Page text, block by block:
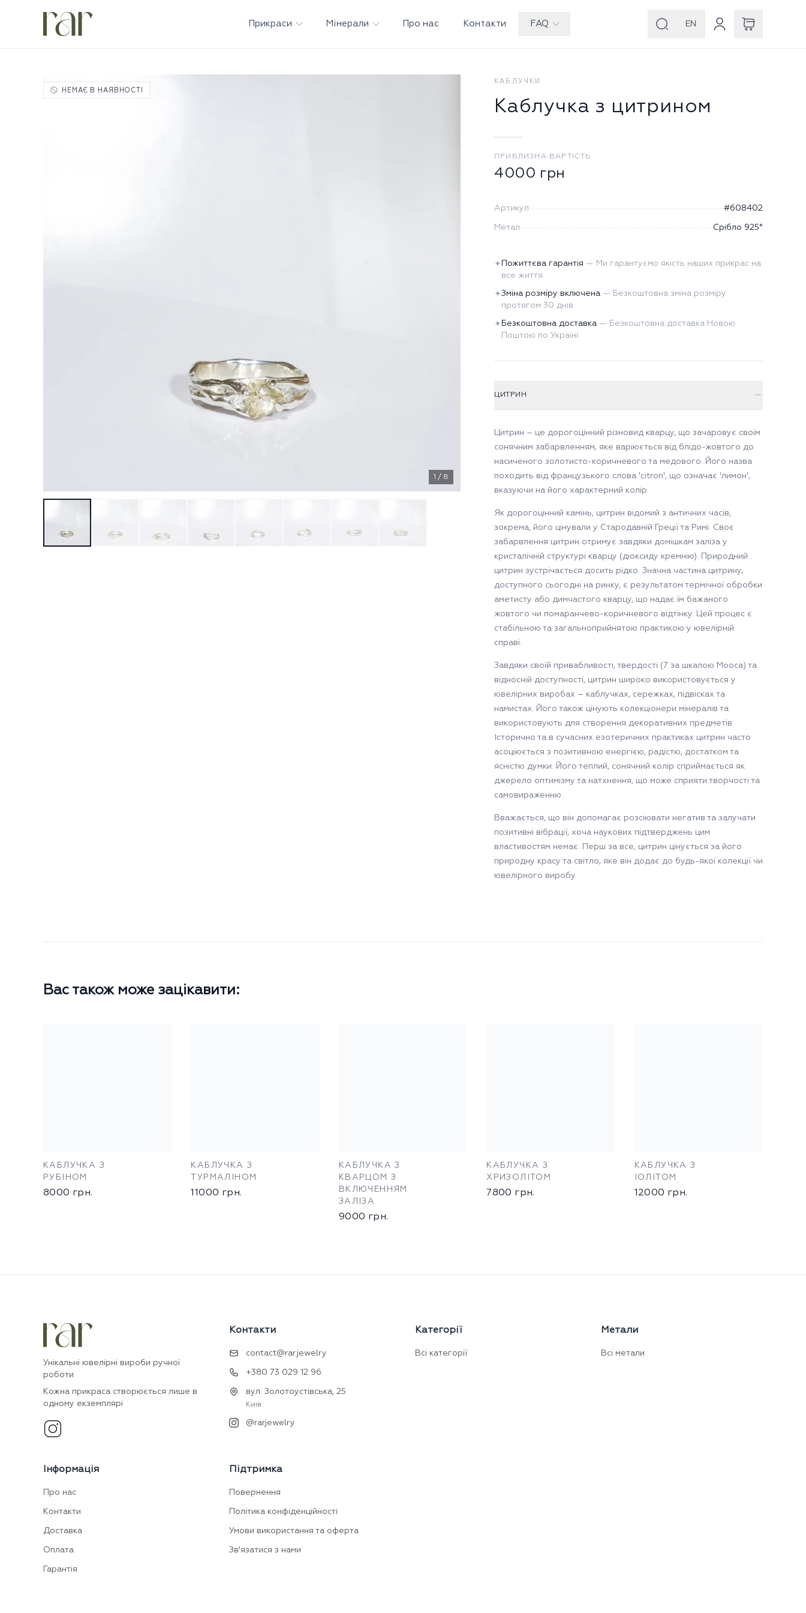
Прикраси Мінерали Про нас Контакти FAQ EN
НЕМАЄ В НАЯВНОСТІ
1 / 8
КАБЛУЧКИ
Каблучка з цитрином
ПРИБЛИЗНА ВАРТІСТЬ
4000 грн
Артикул #608402
Метал Срібло 925°
✦ Пожиттєва гарантія — Ми гарантуємо якість наших прикрас на
все життя
✦Зміна розміру включена — Безкоштовна зміна розміру
протягом 30 днів
✦ Безкоштовна доставка — Безкоштовна доставка Новою
Поштою по Україні
ЦИТРИН
Цитрин – це дорогоцінний різновид кварцу, що зачаровує своїм
сонячним забарвленням, яке варіюється від блідо-жовтого до
насиченого золотисто-коричневого та медового. Його назва
походить від французького слова 'citron', що означає 'лимон',
вказуючи на його характерний колір.
Як дорогоцінний камінь, цитрин відомий з античних часів,
зокрема, його цінували у Стародавній Греції та Римі. Своє
забарвлення цитрин отримує завдяки домішкам заліза у
кристалічній структурі кварцу (діоксиду кремнію). Природний
цитрин зустрічається досить рідко. Значна частина цитрину,
доступного сьогодні на ринку, є результатом термічної обробки
аметисту або димчастого кварцу, що надає їм бажаного
жовтого чи помаранчево-коричневого відтінку. Цей процес є
стабільною та загальноприйнятою практикою у ювелірній
справі.
Завдяки своїй привабливості, твердості (7 за шкалою Мооса) та
відносній доступності, цитрин широко використовується у
ювелірних виробах – каблучках, сережках, підвісках та
намистах. Його також цінують колекціонери мінералів та
використовують для створення декоративних предметів.
Історично та в сучасних езотеричних практиках цитрин часто
асоціюється з позитивною енергією, радістю, достатком та
ясністю думки. Його теплий, сонячний колір сприймається як
джерело оптимізму та натхнення, що може сприяти творчості та
самовираженню.
Вважається, що він допомагає розсіювати негатив та залучати
позитивні вібрації, хоча наукових підтверджень цим
властивостям немає. Перш за все, цитрин цінується за його
природну красу та світло, яке він додає до будь-якої колекції чи
ювелірного виробу.
Вас також може зацікавити:
КАБЛУЧКА З
РУБІНОМ
8000 грн.
КАБЛУЧКА З
ТУРМАЛІНОМ
11000 грн.
КАБЛУЧКА З
КВАРЦОМ З
ВКЛЮЧЕННЯМ
ЗАЛІЗА
9000 грн.
КАБЛУЧКА З
ХРИЗОЛІТОМ
7800 грн.
КАБЛУЧКА З
ІОЛІТОМ
12000 грн.
Унікальні ювелірні вироби ручної
роботи
Кожна прикраса створюється лише в
одному екземплярі
Контакти
contact@rar.jewelry
+380 73 029 12 96
вул. Золотоустівська, 25
Київ
@rarjewelry
Категорії
Всі категорії
Метали
Всі метали
Інформація
Про нас
Контакти
Доставка
Оплата
Гарантія
Підтримка
Повернення
Політика конфіденційності
Умови використання та оферта
Зв'язатися з нами